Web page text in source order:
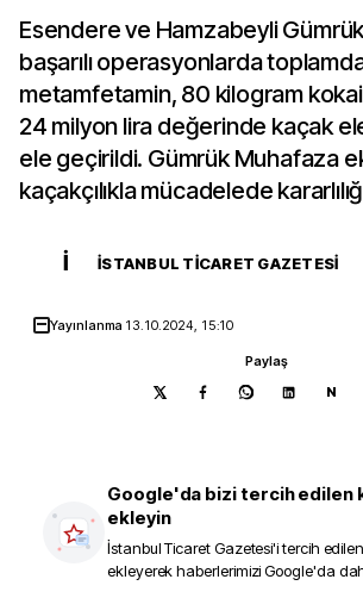
Esendere ve Hamzabeyli Gümrük
başarılı operasyonlarda
metamfetamin, 80 kilogram
24 milyon lira değerinde kaçak
ele geçirildi. Gümrük Muhafaza
kaçakçılıkla mücadelede
İ İSTANBUL TICARET GAZETESI
Yayınlanma 13.10.2024, 15:10
Paylaş
N
Google'da bizi tercih edilen
ekleyin
İstanbul Ticaret Gazetesi'i tercih
ekleyerek haberlerimizi Google'da